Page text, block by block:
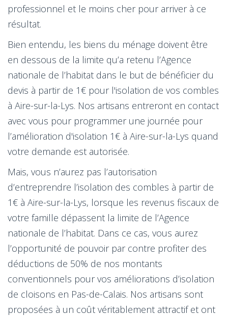
professionnel et le moins cher pour arriver à ce
résultat.
Bien entendu, les biens du ménage doivent être
en dessous de la limite qu’a retenu l’Agence
nationale de l’habitat dans le but de bénéficier du
devis à partir de 1€ pour l'isolation de vos combles
à Aire-sur-la-Lys. Nos artisans entreront en contact
avec vous pour programmer une journée pour
l’amélioration d'isolation 1€ à Aire-sur-la-Lys quand
votre demande est autorisée.
Mais, vous n’aurez pas l’autorisation
d’entreprendre l’isolation des combles à partir de
1€ à Aire-sur-la-Lys, lorsque les revenus fiscaux de
votre famille dépassent la limite de l’Agence
nationale de l’habitat. Dans ce cas, vous aurez
l’opportunité de pouvoir par contre profiter des
déductions de 50% de nos montants
conventionnels pour vos améliorations d’isolation
de cloisons en Pas-de-Calais. Nos artisans sont
proposées à un coût véritablement attractif et ont